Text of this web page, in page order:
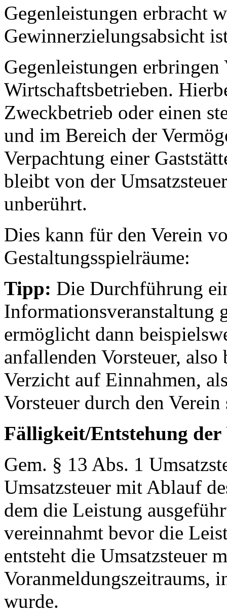
Gegenleistungen erbracht
Gewinnerzielungsabsicht
Gegenleistungen
Wirtschaftsbetrieben.
Zweckbetrieb oder einen
und im Bereich der
Verpachtung einer
bleibt von der
unberührt.
Dies kann für den Verein
Gestaltungsspielräume:
Tipp: Die Durchführung
Informationsveranstaltung
ermöglicht dann
anfallenden Vorsteuer,
Verzicht auf Einnahmen,
Vorsteuer durch den
Fälligkeit/Entstehung der
Gem. § 13 Abs. 1
Umsatzsteuer mit Ablauf
dem die Leistung
vereinnahmt bevor die
entsteht die Umsatzsteuer
Voranmeldungszeitraums,
wurde.